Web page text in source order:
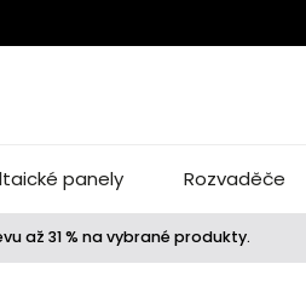
panely Rozvaděče
až 31 % na vybrané produkty.